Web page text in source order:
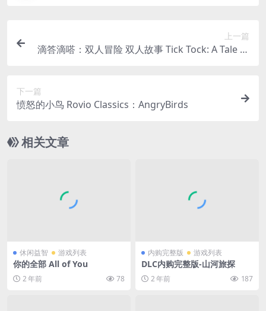
上一篇
滴答滴嗒：双人冒险 双人故事 Tick Tock: A Tale fo
下一篇
愤怒的小鸟 Rovio Classics：AngryBirds
相关文章
休闲益智 游戏列表
你的全部 All of You
2 年前 78
内购完整版 游戏列表
DLC内购完整版-山河旅探
2 年前 187